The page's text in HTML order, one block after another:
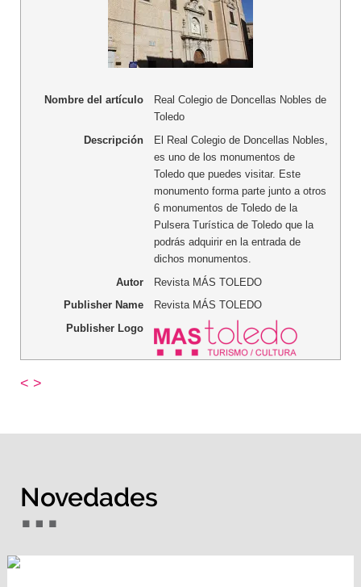
Nombre del artículo
Real Colegio de Doncellas Nobles de
Toledo
Descripción
El Real Colegio de Doncellas Nobles,
es uno de los monumentos de
Toledo que puedes visitar. Este
monumento forma parte junto a otros
6 monumentos de Toledo de la
Pulsera Turística de Toledo que la
podrás adquirir en la entrada de
dichos monumentos.
Autor
Revista MÁS TOLEDO
Publisher Name
Revista MÁS TOLEDO
Publisher Logo
< >
Novedades